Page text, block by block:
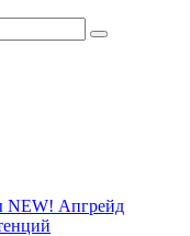
NEW! Апгрейд